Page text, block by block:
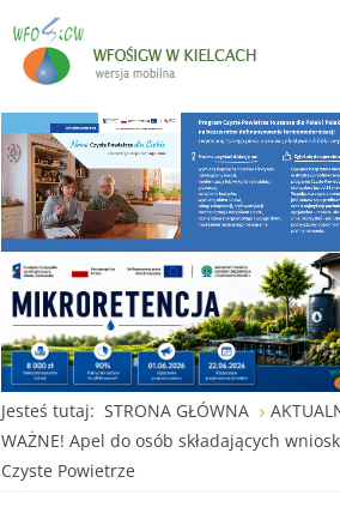
Jesteś tutaj: STRONA GŁÓWNA
WAŻNE! Apel do osób składających
Czyste Powietrze